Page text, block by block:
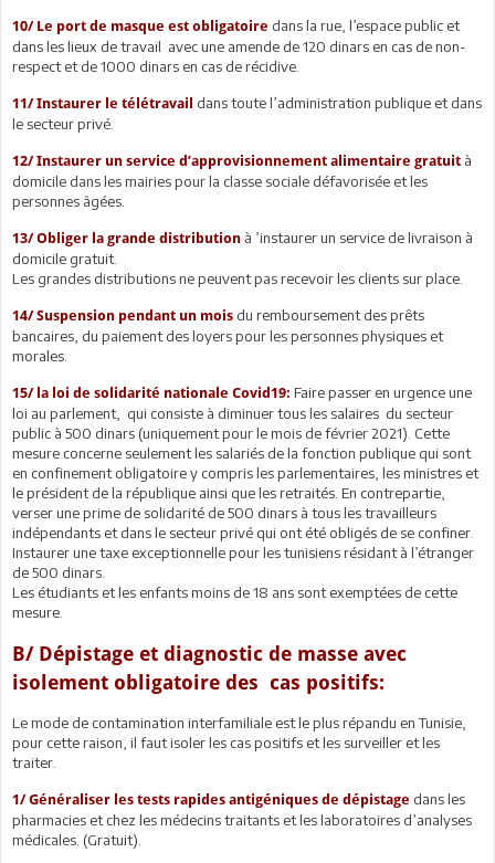
10/ Le port de masque est obligatoire dans la rue, l’espace public et
dans les lieux de travail avec une amende de 120 dinars en cas de non-
respect et de 1000 dinars en cas de récidive.
11/ Instaurer le télétravail dans toute l’administration publique et dans
le secteur privé.
12/ Instaurer un service d’approvisionnement alimentaire gratuit à
domicile dans les mairies pour la classe sociale défavorisée et les
personnes âgées.
13/ Obliger la grande distribution à ’instaurer un service de livraison à
domicile gratuit.
Les grandes distributions ne peuvent pas recevoir les clients sur place.
14/ Suspension pendant un mois du remboursement des prêts
bancaires, du paiement des loyers pour les personnes physiques et
morales.
15/ la loi de solidarité nationale Covid19: Faire passer en urgence une
loi au parlement, qui consiste à diminuer tous les salaires du secteur
public à 500 dinars (uniquement pour le mois de février 2021). Cette
mesure concerne seulement les salariés de la fonction publique qui sont
en confinement obligatoire y compris les parlementaires, les ministres et
le président de la république ainsi que les retraités. En contrepartie,
verser une prime de solidarité de 500 dinars à tous les travailleurs
indépendants et dans le secteur privé qui ont été obligés de se confiner.
Instaurer une taxe exceptionnelle pour les tunisiens résidant à l’étranger
de 500 dinars.
Les étudiants et les enfants moins de 18 ans sont exemptées de cette
mesure.
B/ Dépistage et diagnostic de masse avec
isolement obligatoire des cas positifs:
Le mode de contamination interfamiliale est le plus répandu en Tunisie,
pour cette raison, il faut isoler les cas positifs et les surveiller et les
traiter.
1/ Généraliser les tests rapides antigéniques de dépistage dans les
pharmacies et chez les médecins traitants et les laboratoires d’analyses
médicales. (Gratuit).